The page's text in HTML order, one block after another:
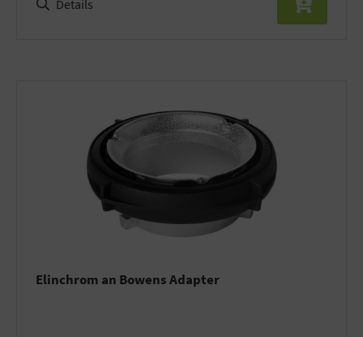
Details
Elinchrom an Bowens Adapter